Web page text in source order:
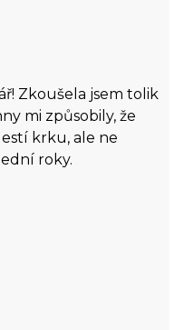
Zkoušela jsem tolik
mi způsobily, že
krku, ale ne
roky.